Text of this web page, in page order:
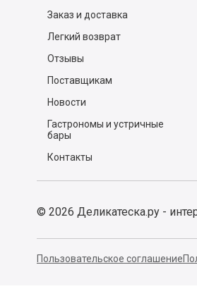
Заказ и доставка
Легкий возврат
Отзывы
Поставщикам
Новости
Гастрономы и устричные
бары
Контакты
© 2026 Деликатеска.ру -
Пользовательское соглашение